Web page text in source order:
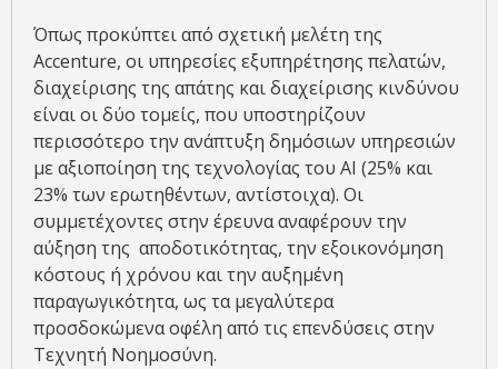
Όπως προκύπτει από σχετική μελέτη της
Accenture, οι υπηρεσίες εξυπηρέτησης πελατών,
διαχείρισης της απάτης και διαχείρισης κινδύνου
είναι οι δύο τομείς, που υποστηρίζουν
περισσότερο την ανάπτυξη δημόσιων υπηρεσιών
με αξιοποίηση της τεχνολογίας του ΑΙ (25% και
23% των ερωτηθέντων, αντίστοιχα). Οι
συμμετέχοντες στην έρευνα αναφέρουν την
αύξηση της αποδοτικότητας, την εξοικονόμηση
κόστους ή χρόνου και την αυξημένη
παραγωγικότητα, ως τα μεγαλύτερα
προσδοκώμενα οφέλη από τις επενδύσεις στην
Τεχνητή Νοημοσύνη.